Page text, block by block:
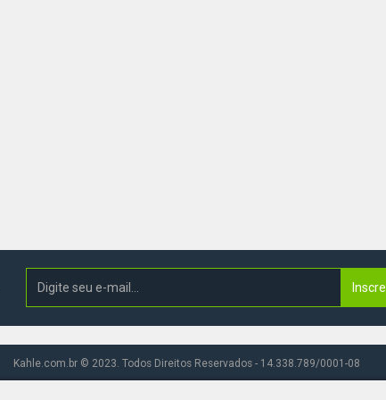
Kahle.com.br © 2023. Todos Direitos Reservados - 14.338.789/0001-08